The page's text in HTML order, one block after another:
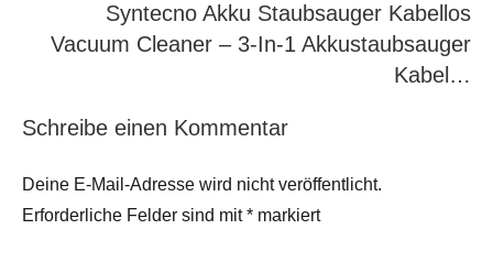
Syntecno Akku Staubsauger Kabellos
Vacuum Cleaner – 3-In-1 Akkustaubsauger
Kabel…
Schreibe einen Kommentar
Deine E-Mail-Adresse wird nicht veröffentlicht.
Erforderliche Felder sind mit* markiert